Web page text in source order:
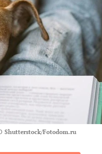
Shutterstock/Fotodom.ru